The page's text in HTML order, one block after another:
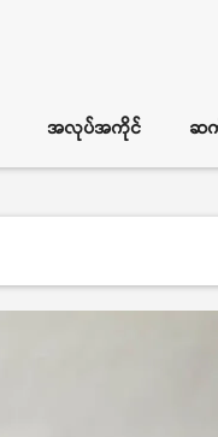
အလုပ်အကိုင် ဆ